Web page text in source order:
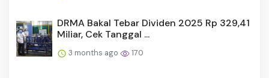
DRMA Bakal Tebar Dividen 2025 Rp 329,41
Miliar, Cek Tanggal ...
3 months ago 170